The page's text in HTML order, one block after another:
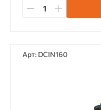
Арт: DCIN160